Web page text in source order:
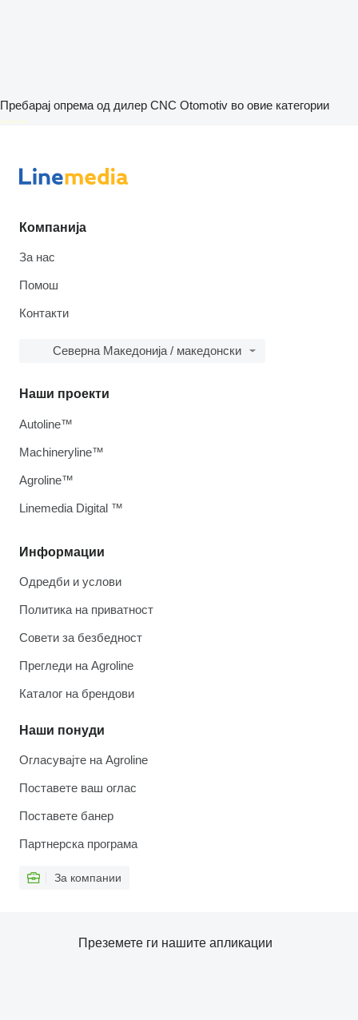
Пребарај опрема од дилер CNC Otomotiv во овие категории
disallow-in-dsa
Компанија
За нас
Помош
Контакти
Северна Македонија / македонски
Информации
Одредби и услови
Политика на приватност
Совети за безбедност
Прегледи на Agroline
Каталог на брендови
Наши понуди
Огласувајте на Agroline
Поставете ваш оглас
Поставете банер
Партнерска програма
За компании
Наши проекти
Autoline™
Machineryline™
Agroline™
Linemedia Digital ™
Преземете ги нашите апликации